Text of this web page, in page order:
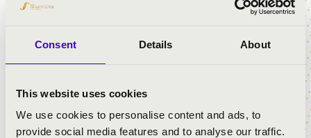
Consent Details About
This website uses cookies
We use cookies to personalise content and ads, to
provide social media features and to analyse our traffic.
AVE MARIA
Miklósa Erika és Szamosi Szabolcs - két ismert művész,
egy összeszokott páros, akik nem horgonyoztak le
mindig hoznak valami érdekességet is a közönségnek.
Így lesz ez ezen a nyári, dunaparti estén is!